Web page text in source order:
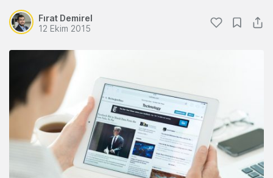
Fırat Demirel
12 Ekim 2015